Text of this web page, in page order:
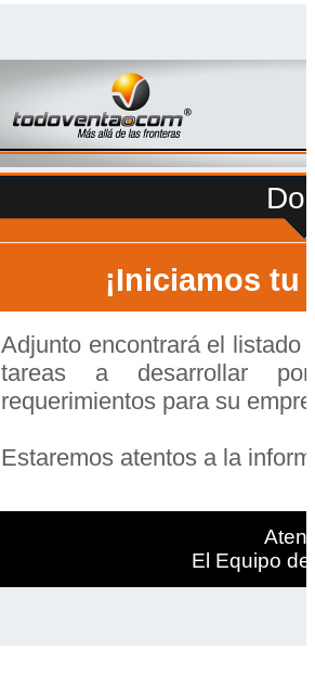
¡Iniciamos tu
Adjunto encontrará el listado
tareas a desarrollar
requerimientos para su
Estaremos atentos a la
El Equipo